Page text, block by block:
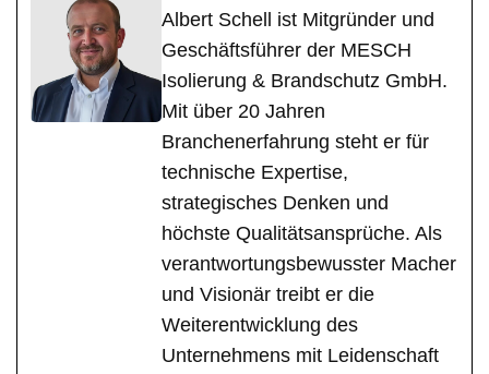
Albert Schell ist Mitgründer und
Geschäftsführer der MESCH
Isolierung & Brandschutz GmbH.
Mit über 20 Jahren
Branchenerfahrung steht er für
technische Expertise,
strategisches Denken und
höchste Qualitätsansprüche. Als
verantwortungsbewusster Macher
und Visionär treibt er die
Weiterentwicklung des
Unternehmens mit Leidenschaft